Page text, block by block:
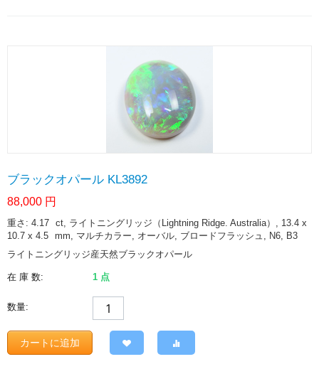
ブラックオパール KL3892
88,000 円
重さ: 4.17 ct, ライトニングリッジ（Lightning Ridge. Australia）, 13.4 x
10.7 x 4.5 mm, マルチカラー, オーバル, ブロードフラッシュ, N6, B3
ライトニングリッジ産天然ブラックオパール
在 庫 数: 1 点
数量:
カートに追加